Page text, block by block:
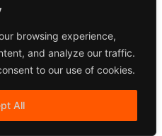
browsing experience,
and analyze our traffic.
to our use of cookies.
All